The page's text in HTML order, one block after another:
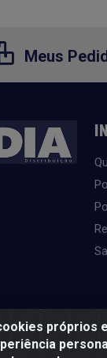
próprios
Meus
NÃO